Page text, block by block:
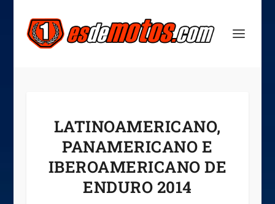
LATINOAMERICANO,
PANAMERICANO E
IBEROAMERICANO DE
ENDURO 2014